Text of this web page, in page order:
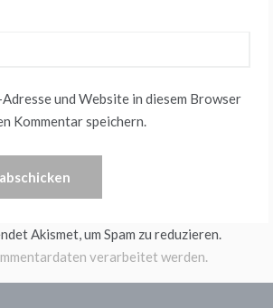
und Website in diesem Browser
Kommentar speichern.
Akismet, um Spam zu reduzieren.
verarbeitet werden.